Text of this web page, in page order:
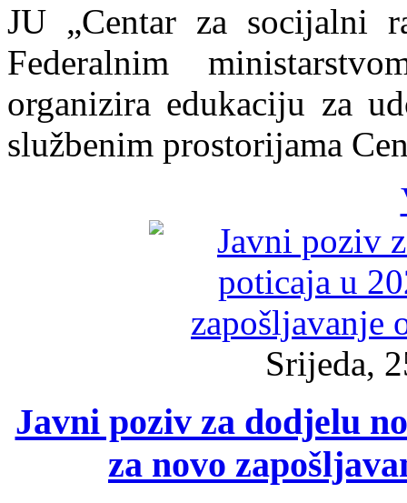
JU „Centar za socijalni
Federalnim
organizira edukaciju za
službenim prostorijama
Srijeda,
Javni poziv za dodjelu
za novo